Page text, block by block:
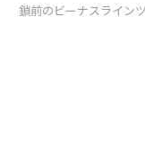
鎖前のビーナスライン